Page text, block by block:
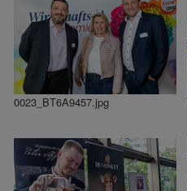
0023_BT6A9457.jpg